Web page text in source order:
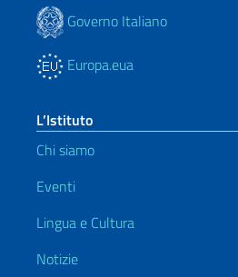
Governo Italiano
Europa.eua
L’Istituto
Chi siamo
Eventi
Lingua e Cultura
Notizie